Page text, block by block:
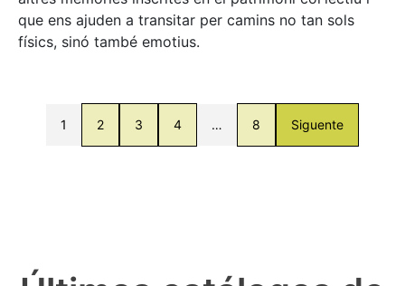
que ens ajuden a transitar per camins no tan sols
físics, sinó també emotius.
1 2 3 4 … 8 Siguente